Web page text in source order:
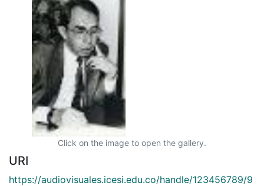
Click on the image to open the gallery.
URI
https://audiovisuales.icesi.edu.co/handle/123456789/9